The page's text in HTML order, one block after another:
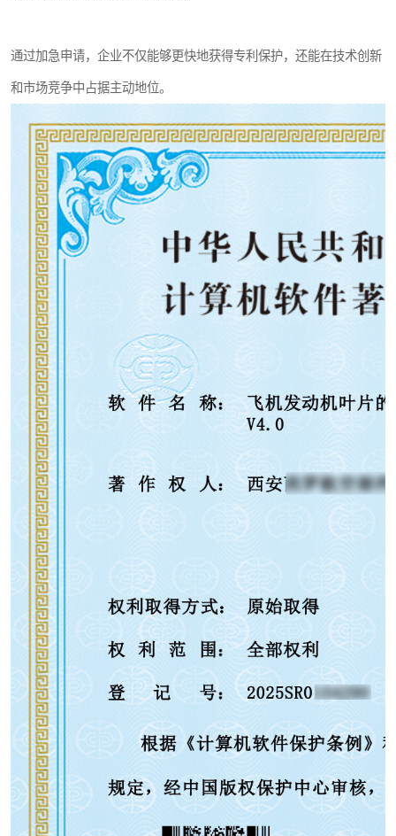
通过加急申请，企业不仅能够更快地获得专利保护，还能在技术创新
和市场竞争中占据主动地位。